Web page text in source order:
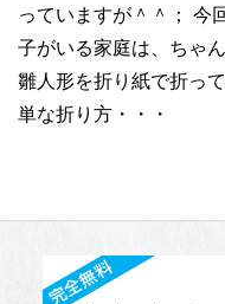
っていますが＾＾； 今
子がいる家庭は、ちゃ
雛人形を折り紙で折っ
単な折り方・・・